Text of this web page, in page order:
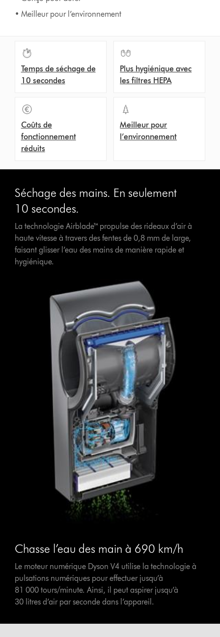
• Meilleur pour l’environnement
Temps de séchage de
10 secondes
Plus hygiénique avec
les filtres HEPA
Coûts de
fonctionnement
réduits
Meilleur pour
l’environnement
Séchage des mains. En seulement
10 secondes.
La technologie Airblade™ propulse des rideaux d’air à
haute vitesse à travers des fentes de 0,8 mm de large,
faisant glisser l’eau des mains de manière rapide et
hygiénique.
Chasse l’eau des main à 690 km/h
Le moteur numérique Dyson V4 utilise la technologie à
pulsations numériques pour effectuer jusqu’à
81 000 tours/minute. Ainsi, il peut aspirer jusqu’à
30 litres d’air par seconde dans l’appareil.